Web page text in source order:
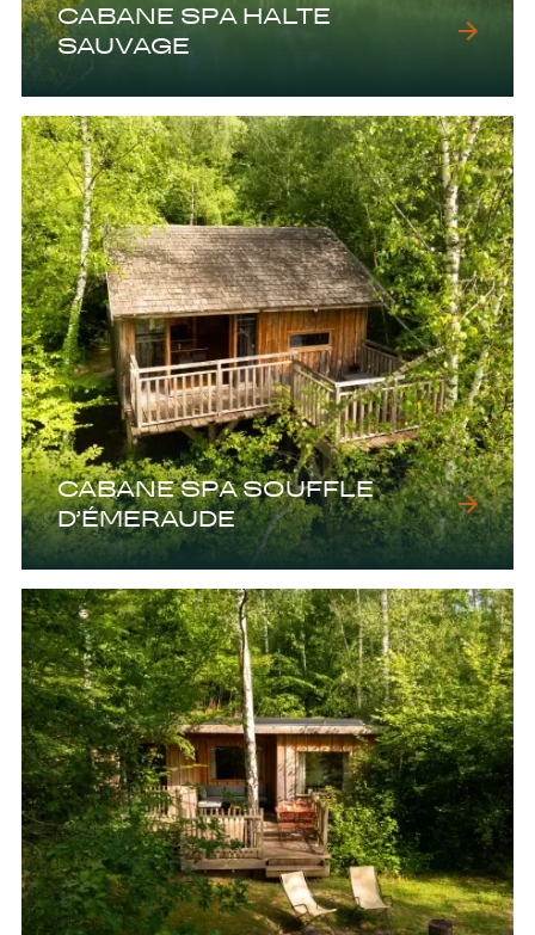
CABANE SPA HALTE
SAUVAGE
CABANE SPA SOUFFLE
D’ÉMERAUDE